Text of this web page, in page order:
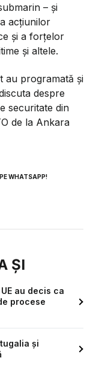
– și
acțiunilor
și a forțelor
și altele.
au programată și
despre
securitate din
de la Ankara
WHATSAPP!
ȘI
au decis ca
procese
și